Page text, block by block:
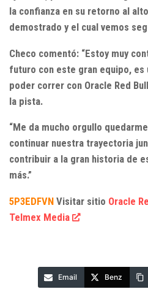
la confianza en su retorno al
demostrado y el cual vemos
Checo comentó: “Estoy muy
futuro con este gran equipo, es
poder correr con Oracle Red
la pista.
“Me da mucho orgullo
continuar nuestra trayectoria
contribuir a la gran historia de
más.”
5P3EDFVN Visitar sitio Oracle
Telmex Media
Email Benz